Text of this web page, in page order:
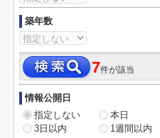
築年数
7件が該当
情報公開日
指定しない
本日
3日以内
1週間以内